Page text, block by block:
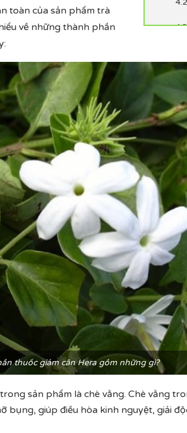
toàn của sản phẩm trà
về những thành phần
thuốc giảm cân Hera gồm những gì?
sản phẩm là chè vằng. Chè vằng
bụng, giúp điều hòa kinh nguyệt, giải